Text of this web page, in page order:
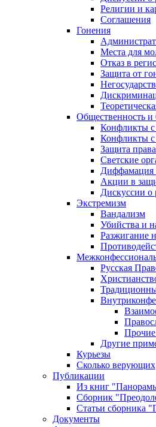
Религии и
Соглашения
Гонения
Места для
Отказ в
Защита от
Общественность
Конфликты с
Конфликты с
Защита
Светские
Диффамация
Акции в
Дискуссии о
Экстремизм
Вандализм
Убийства и
Разжигание
Русская
Другие
Курьезы
Сколько верующих
Публикации
Из книг
Сборник
Статьи сборника
Документы